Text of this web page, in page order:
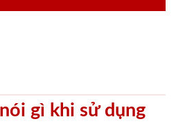
gì khi sử dụng